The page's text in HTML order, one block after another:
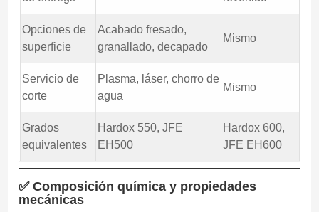
Opciones de
superficie
Acabado fresado,
granallado, decapado
Mismo
Servicio de
corte
Plasma, láser, chorro de
agua
Mismo
Grados
equivalentes
Hardox 550, JFE
EH500
Hardox 600,
JFE EH600
✅ Composición química y propiedades
mecánicas